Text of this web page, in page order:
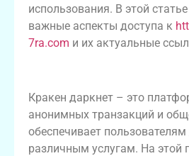
использования. В этой
важные аспекты доступа к
7ra.com и их актуальные
Кракен даркнет – это
анонимных транзакций и
обеспечивает пользователям
различным услугам. На этой